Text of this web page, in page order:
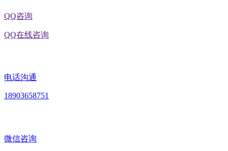
QQ咨询
QQ在线咨询
电话沟通
18903658751
微信咨询